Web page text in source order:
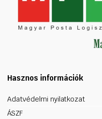
Hasznos információk
Adatvédelmi nyilatkozat
ÁSZF